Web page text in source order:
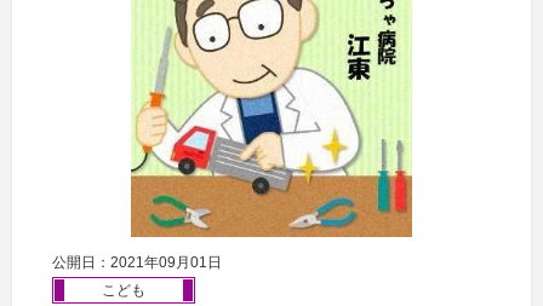
公開日：2021年09月01日
こども